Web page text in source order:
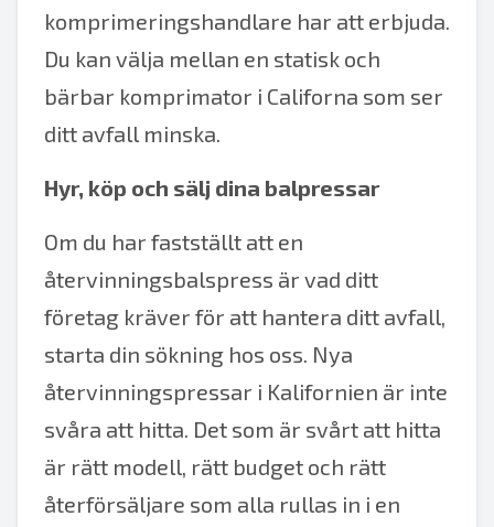
komprimeringshandlare har att erbjuda.
Du kan välja mellan en statisk och
bärbar komprimator i Californa som ser
ditt avfall minska.
Hyr, köp och sälj dina balpressar
Om du har fastställt att en
återvinningsbalspress är vad ditt
företag kräver för att hantera ditt avfall,
starta din sökning hos oss. Nya
återvinningspressar i Kalifornien är inte
svåra att hitta. Det som är svårt att hitta
är rätt modell, rätt budget och rätt
återförsäljare som alla rullas in i en